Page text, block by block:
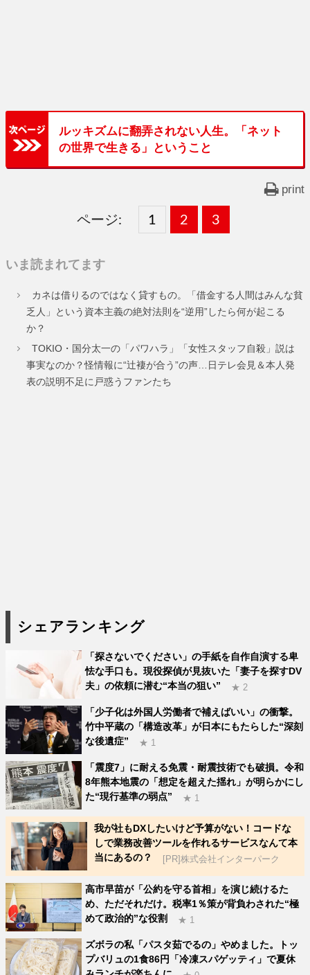
ルッキズムに翻弄されない人生。「ネット
の世界で生きる」ということ
print
ページ:
固
ー
1 ,
固
ー
2 ,
固
ー
3
いま読まれてます
カネは借りるのではなく貸すもの。「借金する人間はみんな貧
乏人」という資本主義の絶対法則を“逆用”したら何が起こる
か？
TOKIO・国分太一の「パワハラ」「女性スタッフ自殺」説は
事実なのか？怪情報に“辻褄が合う”の声…日テレ会見＆本人発
表の説明不足に戸惑うファンたち
シェアランキング
「探さないでください」の手紙を自作自演する卑
怯な手口も。現役探偵が見抜いた「妻子を探すDV
夫」の依頼に潜む“本当の狙い”
★ 2
「少子化は外国人労働者で補えばいい」の衝撃。
竹中平蔵の「構造改革」が日本にもたらした“深刻
な後遺症”
★ 1
「震度7」に耐える免震・耐震技術でも破損。令和
8年熊本地震の「想定を超えた揺れ」が明らかにし
た“現行基準の弱点”
★ 1
我が社もDXしたいけど予算がない！コードな
しで業務改善ツールを作れるサービスなんて本
当にあるの？
[PR]株式会社インターパーク
高市早苗が「公約を守る首相」を演じ続けるた
め、ただそれだけ。税率1％策が背負わされた“極
めて政治的”な役割
★ 1
ズボラの私「パスタ茹でるの」やめました。トッ
プバリュの1食86円「冷凍スパゲッティ」で夏休